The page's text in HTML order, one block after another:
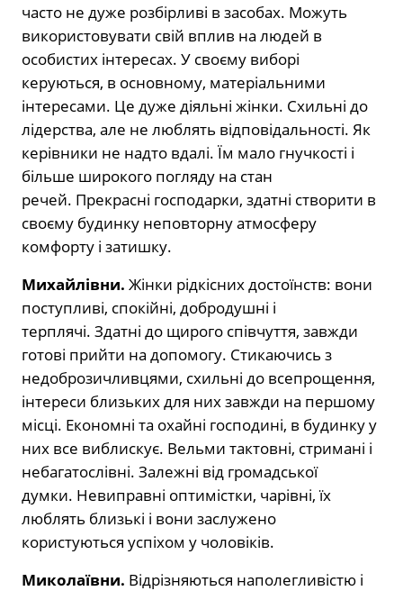
часто не дуже розбірливі в засобах. Можуть
використовувати свій вплив на людей в
особистих інтересах. У своєму виборі
керуються, в основному, матеріальними
інтересами. Це дуже діяльні жінки. Схильні до
лідерства, але не люблять відповідальності. Як
керівники не надто вдалі. Їм мало гнучкості і
більше широкого погляду на стан
речей. Прекрасні господарки, здатні створити в
своєму будинку неповторну атмосферу
комфорту і затишку.
Михайлівни. Жінки рідкісних достоїнств: вони
поступливі, спокійні, добродушні і
терплячі. Здатні до щирого співчуття, завжди
готові прийти на допомогу. Стикаючись з
недоброзичливцями, схильні до всепрощення,
інтереси близьких для них завжди на першому
місці. Економні та охайні господині, в будинку у
них все виблискує. Вельми тактовні, стримані і
небагатослівні. Залежні від громадської
думки. Невиправні оптимістки, чарівні, їх
люблять близькі і вони заслужено
користуються успіхом у чоловіків.
Миколаївни. Відрізняються наполегливістю і